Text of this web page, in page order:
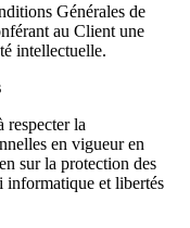
Générales de
au Client une
intellectuelle.
respecter la
en vigueur en
sur la protection des
et libertés